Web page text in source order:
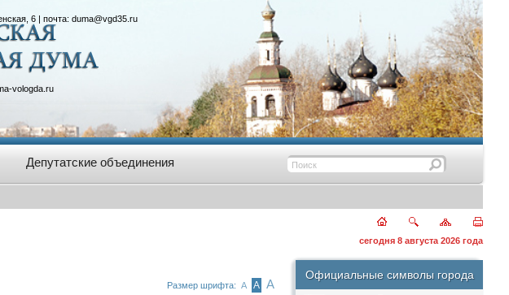
6 | почта: duma@vgd35.ru
vologda.ru
Депутатские объединения
сегодня 8 августа 2026 года
Размер шрифта: А А А
Официальные символы города